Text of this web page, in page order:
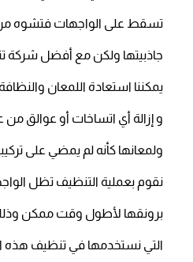
تسقط على الواجهات فتشوه
جاذبيتها ولكن مع أفضل شركة
يمكننا استعادة اللمعان
و إزالة أي اتساخات أو عوالق من
ولمعانها كأنه لم يمضي على
نقوم بعملية التنظيف تظل
برونقها لأطول وقت ممكن وذلك
التي نستخدمها في تنظيف هذه